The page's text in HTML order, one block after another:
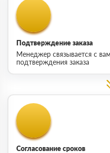
Подтверждение заказа
Менеджер связывается с
подтверждения заказа
Согласование сроков